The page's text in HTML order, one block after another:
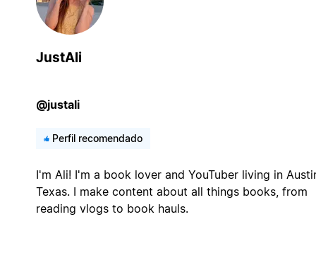
JustAli
@justali
Perfil recomendado
I'm Ali! I'm a book lover and YouTuber living in
Texas. I make content about all things books, from
reading vlogs to book hauls.